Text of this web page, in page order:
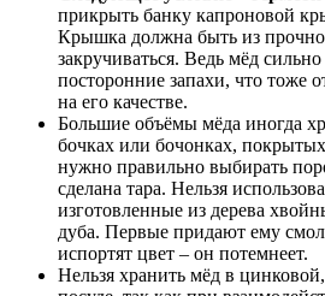
прикрыть банку капроновой
Крышка должна быть из
закручиваться. Ведь мёд
посторонние запахи, что тоже
на его качестве.
Большие объёмы мёда иногда
бочках или бочонках,
нужно правильно выбирать
сделана тара. Нельзя
изготовленные из дерева
дуба. Первые придают ему
испортят цвет – он потемнеет.
Нельзя хранить мёд в